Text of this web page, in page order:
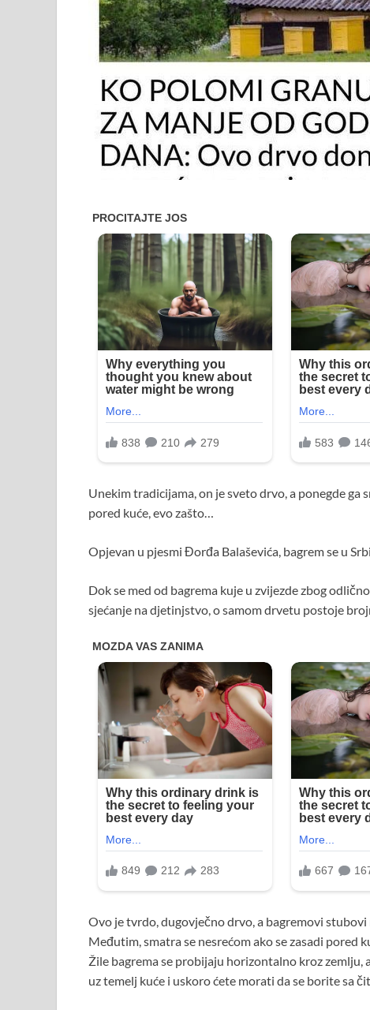
Unekim tradicijama, on je sveto drvo, a ponegde
pored kuće, evo zašto…
Opjevan u pjesmi Đorđa Balaševića, bagrem se u
Dok se med od bagrema kuje u zvijezde zbog
sjećanje na djetinjstvo, o samom drvetu postoje
Ovo je tvrdo, dugovječno drvo, a bagremovi
Međutim, smatra se nesrećom ako se zasadi pored
Žile bagrema se probijaju horizontalno kroz zemlju,
uz temelj kuće i uskoro ćete morati da se borite sa